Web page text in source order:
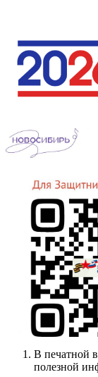
В печатной
полезной